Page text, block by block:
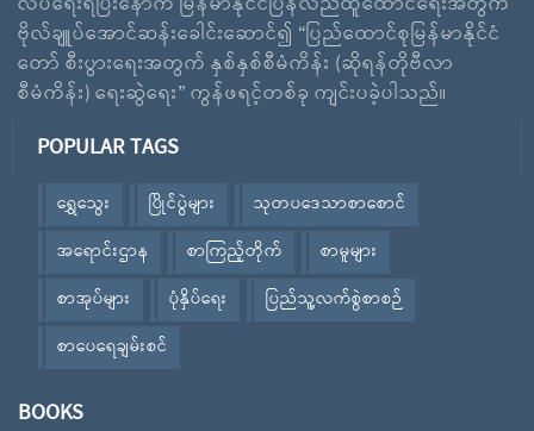
ဗိုလ်ချူပ်အောင်ဆန်းခေါင်းဆောင်၍ “ပြည်ထောင်စုမြန်မာနိုင်ငံ
တော် စီးပွားရေးအတွက် နှစ်နှစ်စီမံကိန်း (ဆိုရန်တိုဗီလာ
စီမံကိန်း) ရေးဆွဲရေး” ကွန်ဖရင့်တစ်ခု ကျင်းပခဲ့ပါသည်။
POPULAR TAGS
ရွှေသွေး ပြိုင်ပွဲများ
သုတပဒေသာစာစောင်
အရောင်းဌာန
စာကြည့်တိုက်
စာမူများ
စာအုပ်များ
ပုံနှိပ်ရေး
ပြည်သူ့လက်စွဲစာစဉ်
စာပေရေချမ်းစင်
BOOKS